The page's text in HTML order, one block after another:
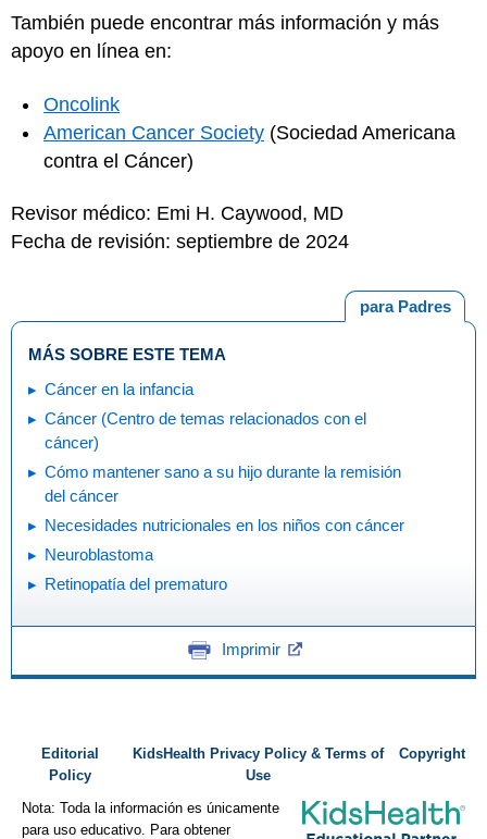
También puede encontrar más información y más
apoyo en línea en:
Oncolink
American Cancer Society (Sociedad Americana
contra el Cáncer)
Revisor médico: Emi H. Caywood, MD
Fecha de revisión: septiembre de 2024
para Padres
MÁS SOBRE ESTE TEMA
Cáncer en la infancia
Cáncer (Centro de temas relacionados con el
cáncer)
Cómo mantener sano a su hijo durante la remisión
del cáncer
Necesidades nutricionales en los niños con cáncer
Neuroblastoma
Retinopatía del prematuro
Imprimir
Editorial
Policy
KidsHealth Privacy Policy & Terms of
Use
Copyright
Nota: Toda la información es únicamente
para uso educativo. Para obtener